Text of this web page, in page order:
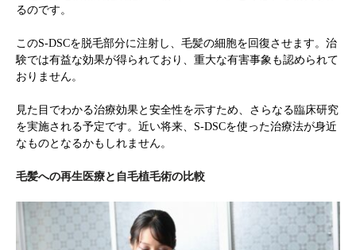
るのです。
このS-DSCを脱毛部分に注射し、毛髪の細胞を回復させます。治
験では有益な効果が得られており、重大な有害事象も認められて
おりません。
見た目でわかる治療効果と安全性を示すため、さらなる臨床研究
を実施される予定です。近い将来、S-DSCを使った治療法が身近
なものとなるかもしれません。
毛髪への再生医療と自毛植毛術の比較